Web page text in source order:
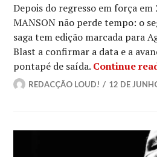
Depois do regresso em força em
MANSON não perde tempo: o
saga tem edição marcada para
Blast a confirmar a data e a
pontapé de saída. Continue
REDACÇÃO LOUD! 12 DE